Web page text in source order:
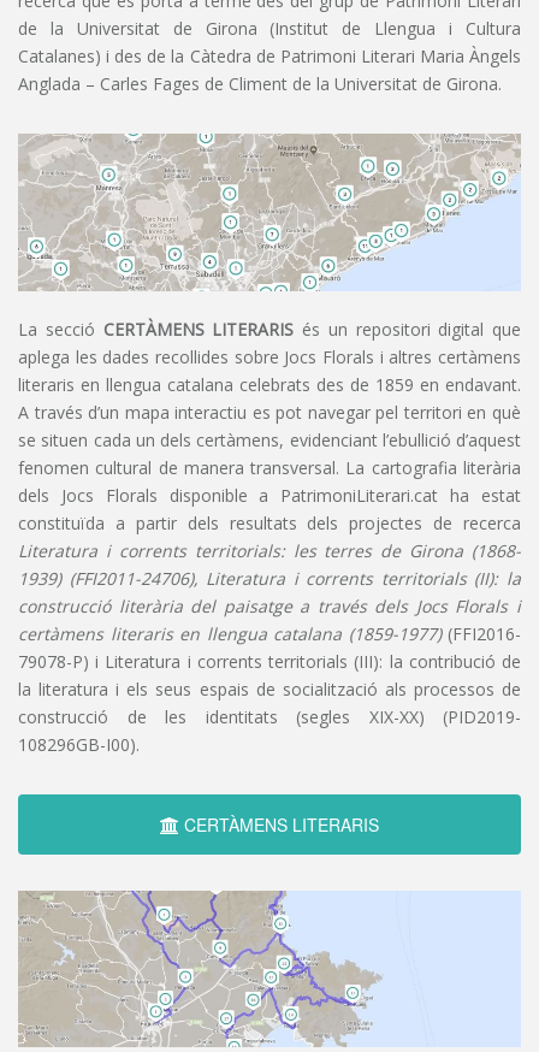
de la Universitat de Girona (Institut de Llengua i Cultura
Catalanes) i des de la Càtedra de Patrimoni Literari Maria Àngels
Anglada – Carles Fages de Climent de la Universitat de Girona.
La secció CERTÀMENS LITERARIS és un repositori digital que
aplega les dades recollides sobre Jocs Florals i altres certàmens
literaris en llengua catalana celebrats des de 1859 en endavant.
A través d’un mapa interactiu es pot navegar pel territori en què
se situen cada un dels certàmens, evidenciant l’ebullició d’aquest
fenomen cultural de manera transversal. La cartografia literària
dels Jocs Florals disponible a PatrimoniLiterari.cat ha estat
constituïda a partir dels resultats dels projectes de recerca
Literatura i corrents territorials: les terres de Girona (1868-
1939) (FFI2011-24706), Literatura i corrents territorials (II): la
construcció literària del paisatge a través dels Jocs Florals i
certàmens literaris en llengua catalana (1859-1977)(FFI2016-
79078-P) i Literatura i corrents territorials (III): la contribució de
la literatura i els seus espais de socialització als processos de
construcció de les identitats (segles XIX-XX) (PID2019-
108296GB-I00).
CERTÀMENS LITERARIS